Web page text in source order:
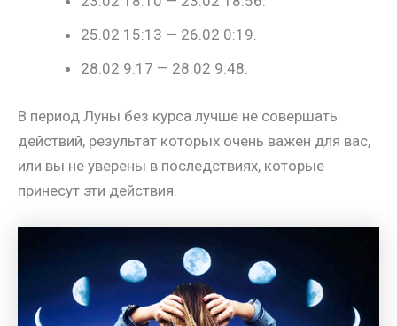
25.02 15:13 — 26.02 0:19.
28.02 9:17 — 28.02 9:48.
В период Луны без курса лучше не совершать
действий, результат которых очень важен для вас,
или вы не уверены в последствиях, которые
принесут эти действия.